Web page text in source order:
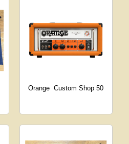
Orange Custom Shop 50